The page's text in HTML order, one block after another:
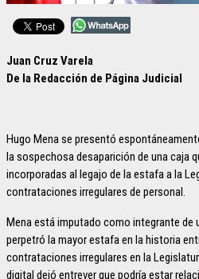
Juan Cruz Varela
De la Redacción de Página Judicial
Hugo Mena se presentó
la sospechosa desaparición de una caja
incorporadas al legajo de la estafa a la
contrataciones irregulares de personal.
Mena está imputado como integrante de
perpetró la mayor estafa en la historia
contrataciones irregulares en la
digital dejó entrever que podría estar